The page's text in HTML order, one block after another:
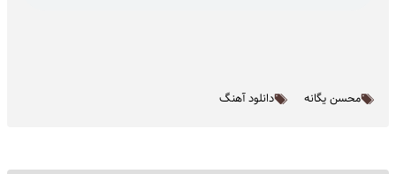
محسن یگانه دانلود آهنگ